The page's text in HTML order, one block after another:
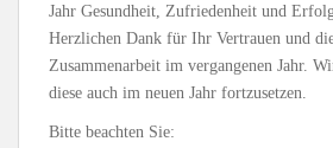
Jahr Gesundheit, Zufriedenheit und
Herzlichen Dank für Ihr Vertrauen und
Zusammenarbeit im vergangenen Jahr.
diese auch im neuen Jahr fortzusetzen.
Bitte beachten Sie: